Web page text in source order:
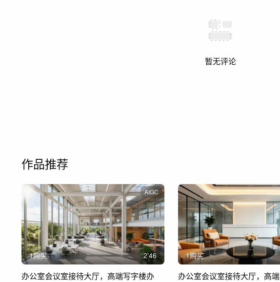
暂无评论
作品推荐
AIGC
1购买 2'46
办公室会议室接待大厅，高端写字楼办
1购买
办公室会议室接待大厅，高